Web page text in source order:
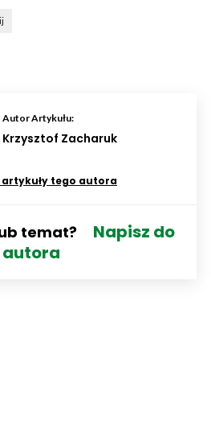
Autor Artykułu:
Krzysztof Zacharuk
artykuły tego autora
temat?
Napisz do
autora